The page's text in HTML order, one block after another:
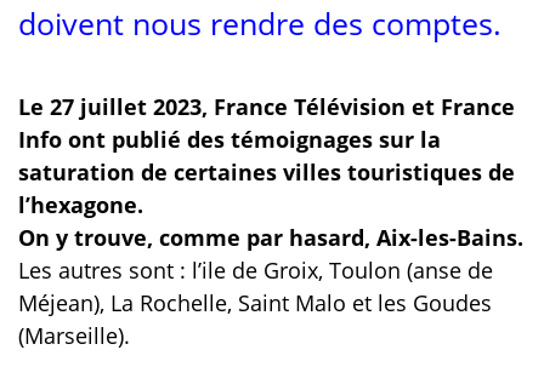
doivent nous rendre des comptes.
Le 27 juillet 2023, France Télévision et France
Info ont publié des témoignages sur la
saturation de certaines villes touristiques de
l’hexagone.
On y trouve, comme par hasard, Aix-les-Bains.
Les autres sont : l’ile de Groix, Toulon (anse de
Méjean), La Rochelle, Saint Malo et les Goudes
(Marseille).